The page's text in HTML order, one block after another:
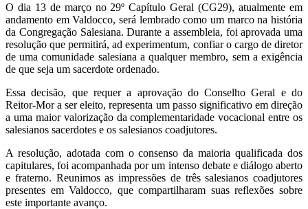
O dia 13 de março no 29º Capítulo Geral (CG29), atualmente em
andamento em Valdocco, será lembrado como um marco na história
da Congregação Salesiana. Durante a assembleia, foi aprovada uma
resolução que permitirá, ad experimentum, confiar o cargo de diretor
de uma comunidade salesiana a qualquer membro, sem a exigência
de que seja um sacerdote ordenado.
Essa decisão, que requer a aprovação do Conselho Geral e do
Reitor-Mor a ser eleito, representa um passo significativo em direção
a uma maior valorização da complementaridade vocacional entre os
salesianos sacerdotes e os salesianos coadjutores.
A resolução, adotada com o consenso da maioria qualificada dos
capitulares, foi acompanhada por um intenso debate e diálogo aberto
e fraterno. Reunimos as impressões de três salesianos coadjutores
presentes em Valdocco, que compartilharam suas reflexões sobre
este importante avanço.